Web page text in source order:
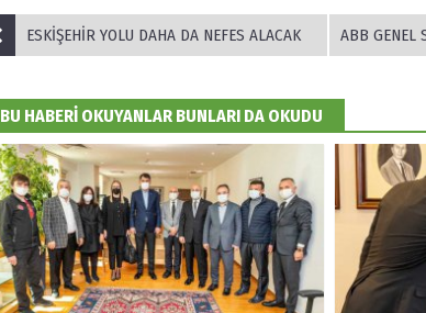
ESKİŞEHİR YOLU DAHA DA NEFES ALACAK ABB GENEL
BU HABERİ OKUYANLAR BUNLARI DA OKUDU